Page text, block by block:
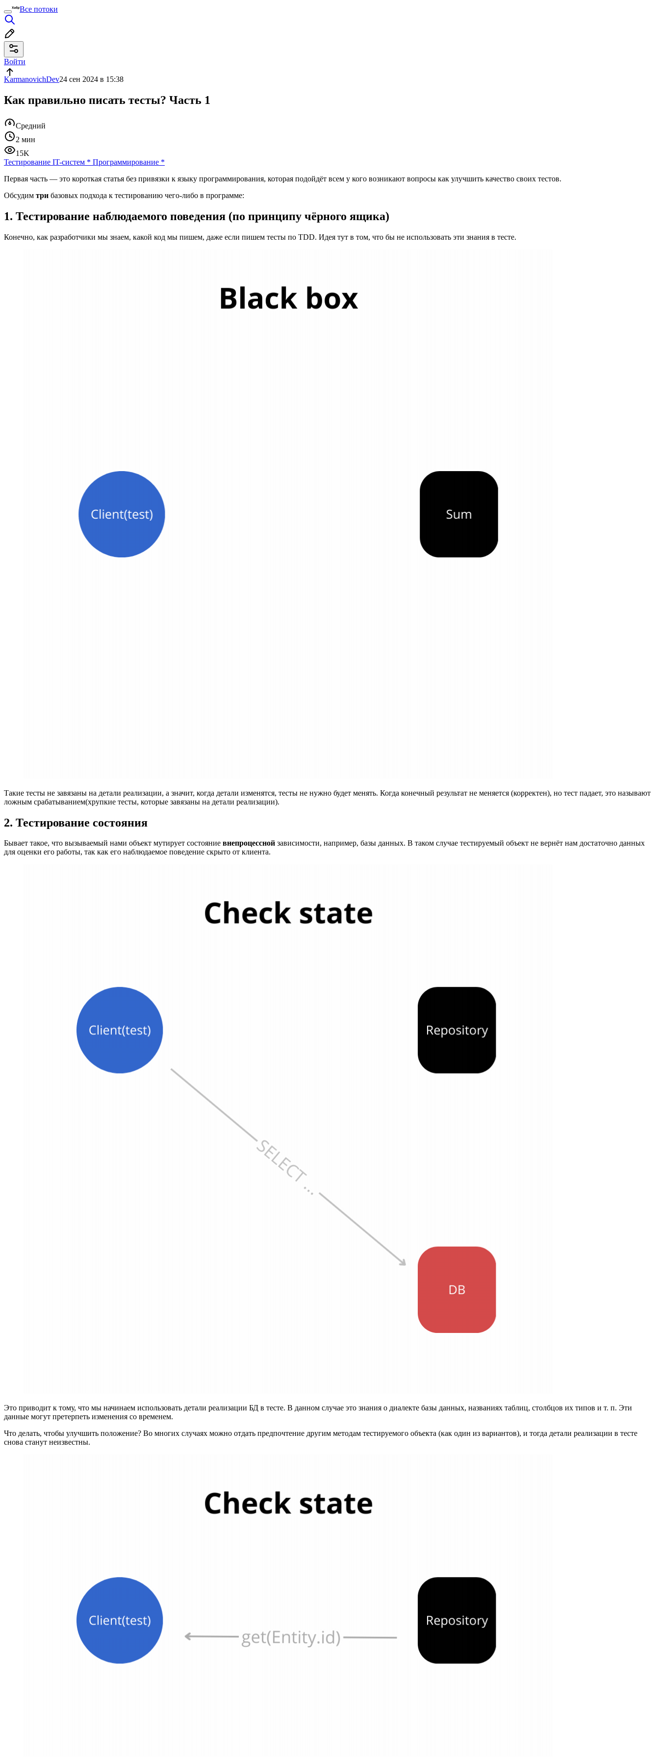
Все потоки
Войти
KarmanovichDev24 сен 2024 в 15:38
Как правильно писать тесты? Часть 1
Средний
2 мин
15K
Тестирование IT-систем * Программирование *
Первая часть — это короткая статья без привязки к языку программирования, которая подойдёт всем у кого возникают вопросы как улучшить качество своих тестов.
Обсудим три базовых подхода к тестированию чего‑либо в программе:
1. Тестирование наблюдаемого поведения (по принципу чёрного ящика)
Конечно, как разработчики мы знаем, какой код мы пишем, даже если пишем тесты по TDD. Идея тут в том, что бы не использовать эти знания в тесте.
Такие тесты не завязаны на детали реализации, а значит, когда детали изменятся, тесты не нужно будет менять. Когда конечный результат не меняется (корректен), но тест падает, это называют
ложным срабатыванием(хрупкие тесты, которые завязаны на детали реализации).
2. Тестирование состояния
Бывает такое, что вызываемый нами объект мутирует состояние внепроцессной зависимости, например, базы данных. В таком случае тестируемый объект не вернёт нам достаточно данных
для оценки его работы, так как его наблюдаемое поведение скрыто от клиента.
Это приводит к тому, что мы начинаем использовать детали реализации БД в тесте. В данном случае это знания о диалекте базы данных, названиях таблиц, столбцов их типов и т. п. Эти
данные могут претерпеть изменения со временем.
Что делать, чтобы улучшить положение? Во многих случаях можно отдать предпочтение другим методам тестируемого объекта (как один из вариантов), и тогда детали реализации в тесте
снова станут неизвестны.